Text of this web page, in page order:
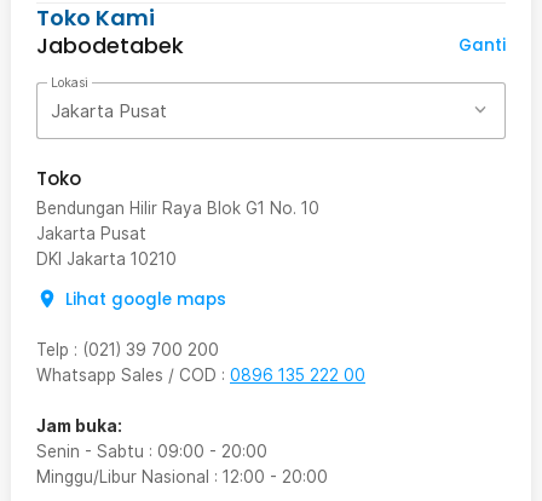
Toko Kami
Jabodetabek
Ganti
Lokasi
Jakarta Pusat
Toko
Bendungan Hilir Raya Blok G1 No. 10
Jakarta Pusat
DKI Jakarta 10210
Lihat google maps
Telp : (021) 39 700 200
Whatsapp Sales / COD : 0896 135 222 00
Jam buka:
Senin - Sabtu : 09:00 - 20:00
Minggu/Libur Nasional : 12:00 - 20:00